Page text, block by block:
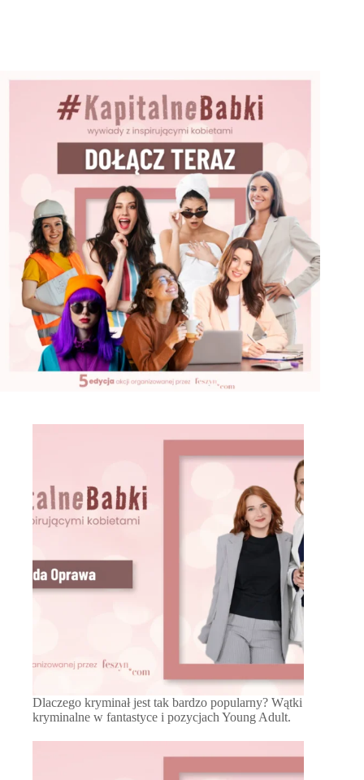
Dlaczego kryminał jest tak bardzo popularny? Wątki
kryminalne w fantastyce i pozycjach Young Adult.